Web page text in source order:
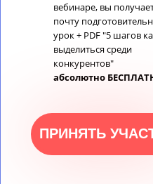
вебинаре, вы
почту
урок + PDF "5 шагов
выделиться среди
конкурентов"
абсолютно
ПРИНЯТЬ